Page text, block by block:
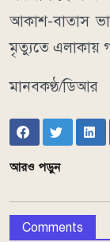
আকাশ-বাতাস
মৃত্যুতে এলাকায়
মানবকণ্ঠ/ডিআর
আরও পড়ুন
Comments